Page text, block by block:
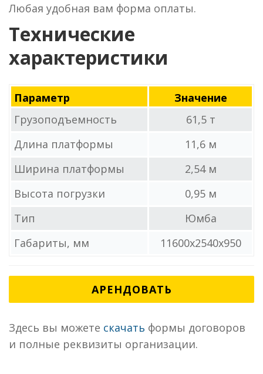
Любая удобная вам форма оплаты.
Технические
характеристики
Параметр
Значение
Грузоподъемность
61,5 т
Длина платформы
11,6 м
Ширина платформы
2,54 м
Высота погрузки
0,95 м
Тип
Юмба
Габариты, мм
11600x2540x950
АРЕНДОВАТЬ
Здесь вы можете скачать формы договоров
и полные реквизиты организации.